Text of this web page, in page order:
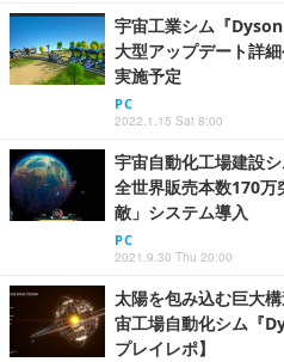
宇宙工業シム『
大型アップデート詳
実施予定
PC
2022.1.15 Sat 8:00
宇宙自動化工場建設
全世界販売本数170
敵」システム導入
PC
2021.9.30 Thu 20:00
太陽を包み込む巨大
宙工場自動化シム『
プレイレポ】